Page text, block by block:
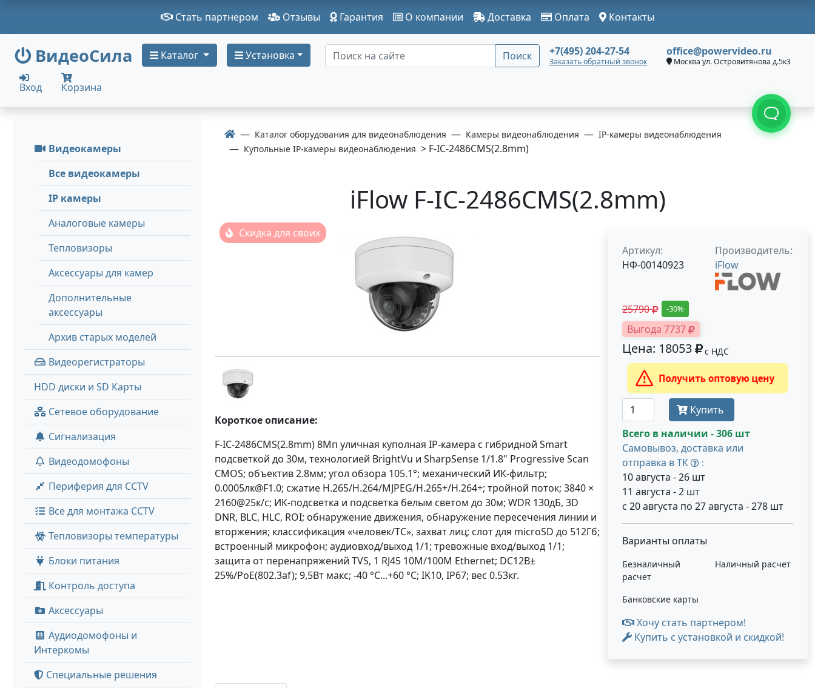
Стать партнером Отзывы Гарантия О компании Доставка Оплата Контакты
ВидеоСила Каталог Установка Поиск +7(495) 204-27-54
Заказать обратный звонок
office@powervideo.ru
Москва ул. Островитянова д.5к3
Вход Корзина
Видеокамеры
Все видеокамеры
IP камеры
Аналоговые камеры
Тепловизоры
Аксессуары для камер
Дополнительные
аксессуары
Архив старых моделей
Видеорегистраторы
HDD диски и SD Карты
Сетевое оборудование
Сигнализация
Видеодомофоны
Периферия для CCTV
Все для монтажа CCTV
Тепловизоры температуры
Блоки питания
Контроль доступа
Аксессуары
Аудиодомофоны и
Интеркомы
Специальные решения
Каталог оборудования для видеонаблюдения Камеры видеонаблюдения
IP-камеры видеонаблюдения
Купольные IP-камеры видеонаблюдения > F-IC-2486CMS(2.8mm)
iFlow F-IC-2486CMS(2.8mm)
Скидка для своих
Короткое описание:
F-IC-2486CMS(2.8mm) 8Мп уличная куполная IP-камера с гибридной Smart
подсветкой до 30м, технологией BrightVu и SharpSense 1/1.8" Progressive Scan
CMOS; объектив 2.8мм; угол обзора 105.1°; механический ИК-фильтр;
0.0005лк@F1.0; сжатие H.265/H.264/MJPEG/H.265+/H.264+; тройной поток; 3840 ×
2160@25к/с; ИК-подсветка и подсветка белым светом до 30м; WDR 130дБ, 3D
DNR, BLC, HLC, ROI; обнаружение движения, обнаружение пересечения линии и
вторжения; классификация «человек/ТС», захват лиц; слот для microSD до 512Гб;
встроенный микрофон; аудиовход/выход 1/1; тревожные вход/выход 1/1;
защита от перенапряжений TVS, 1 RJ45 10M/100M Ethernet; DC12В±
25%/PoE(802.3af); 9,5Вт макс; -40 °C...+60 °C; IK10, IP67; вес 0.53кг.
Артикул:
НФ-00140923
Производитель:
iFlow
25790 -30%
Выгода 7737
Цена: 18053 с НДС
Получить оптовую цену
Купить
Всего в наличии - 306 шт
Самовывоз, доставка или
отправка в ТК
:
10 августа - 26 шт
11 августа - 2 шт
с 20 августа по 27 августа - 278 шт
Варианты оплаты
Безналичный
расчет
Наличный расчет
Банковские карты
Хочу стать партнером!
Купить с установкой и скидкой!